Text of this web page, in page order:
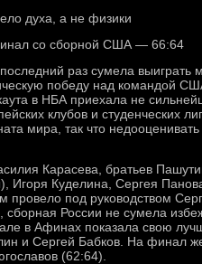
духа, а не физики
со сборной США — 66:64
раз сумела выиграть
победу над командой
в НБА приехала не
клубов и студенческих
мира, так что недооценивать
Карасева, братьев
Игоря Куделина, Сергея
провело под руководством
сборная России не сумела
в Афинах показала свою
и Сергей Бабков. На финал
(62:64).